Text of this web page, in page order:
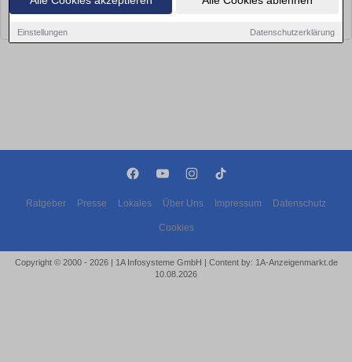
Einstellungen Datenschutzerklärung
Leider konnten wir derzeit keine passenden Objekte finden. Schauen Sie
Ratgeber Presse Lokales Über Uns Impressum Datenschutz
Cookies
Copyright © 2000 - 2026 | 1A Infosysteme GmbH | Content by: 1A-Anzeigenmarkt.de
10.08.2026